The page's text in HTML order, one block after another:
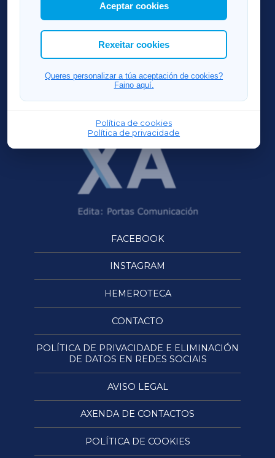
Así mesmo, podes personalizar a elección das
cookies que desexas permitir.
Aceptar cookies
Rexeitar cookies
Queres personalizar a túa aceptación de cookies?
Faino aquí.
Política de cookies
Política de privacidade
RIBEIRASACRAXA
ACORUÑAXA
FERROLXA
OURENSEXA
FACEBOOK
INSTAGRAM
HEMEROTECA
CONTACTO
POLÍTICA DE PRIVACIDADE E ELIMINACIÓN
DE DATOS EN REDES SOCIAIS
AVISO LEGAL
AXENDA DE CONTACTOS
POLÍTICA DE COOKIES